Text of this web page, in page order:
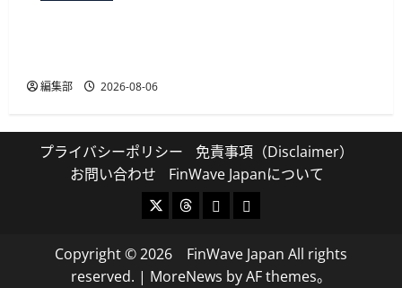
編集部 2026-08-06
プライバシーポリシー
免責事項（Disclaimer）
お問い合わせ
FinWave Japanについて
X ThreadsBlueskyMastodon
Copyright © 2026 FinWave Japan All rights
reserved. | MoreNews by AF themes。